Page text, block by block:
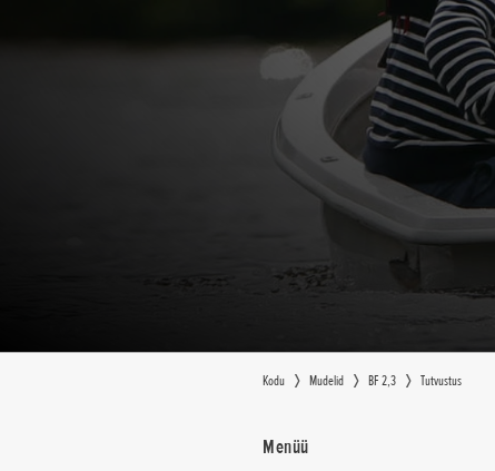
Kodu Mudelid BF 2,3 Tutvustus
Menüü